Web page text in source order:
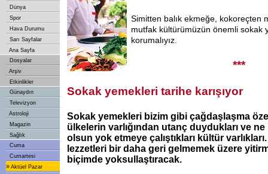
Dünya
Spor
Hava Durumu
Sarı Sayfalar
Ana Sayfa
Dosyalar
Arşiv
Etkinlikler
Günaydın
Televizyon
Astroloji
Magazin
Sağlık
Cuma
Cumartesi
» Aktüel Pazar
Simitten balık ekmeğe, kokoreçten
mutfak kültürümüzün önemli sokak
korumalıyız.
***
Sokak yemekleri tarihe karışıyor
Sokak yemekleri bizim gibi çağdaşlaşma
ülkelerin varlığından utanç duydukları ve
olsun yok etmeye çalıştıkları kültür
lezzetleri bir daha geri gelmemek üzere
biçimde yoksullaştıracak.